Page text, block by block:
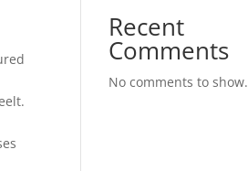
Recent
Comments
No comments to show.